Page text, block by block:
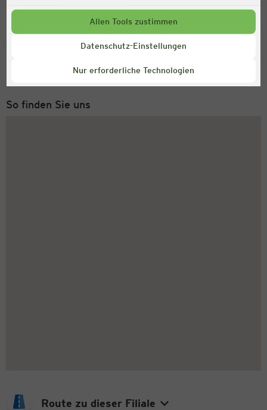
Allen Tools zustimmen
Datenschutz-Einstellungen
Nur erforderliche Technologien
Service Hotline
Montag bis Freitag 8-18 Uhr
So finden Sie uns
Route zu dieser Filiale